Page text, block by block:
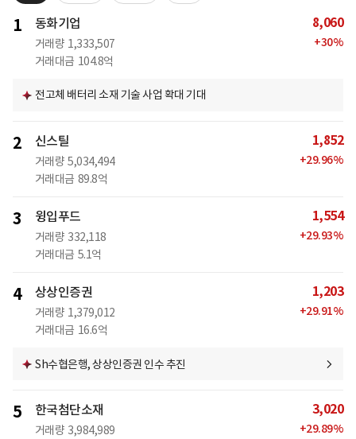
1 동화기업
거래량 1,333,507
거래대금 104.8억
8,060
+30%
전고체 배터리 소재 기술 사업 확대 기대
2 신스틸
거래량 5,034,494
거래대금 89.8억
1,852
+29.96%
3 윙입푸드
거래량 332,118
거래대금 5.1억
1,554
+29.93%
4 상상인증권
거래량 1,379,012
거래대금 16.6억
1,203
+29.91%
Sh수협은행, 상상인증권 인수 추진
5 한국첨단소재
거래량 3,984,989
3,020
+29.89%